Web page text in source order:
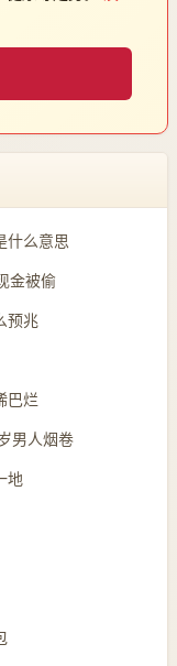
什么意思
金被偷
预兆
巴烂
男人烟卷
地